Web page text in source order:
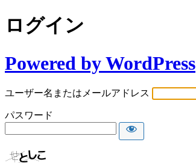
ログイン
Powered by WordPress
ユーザー名またはメールアドレス
パスワード